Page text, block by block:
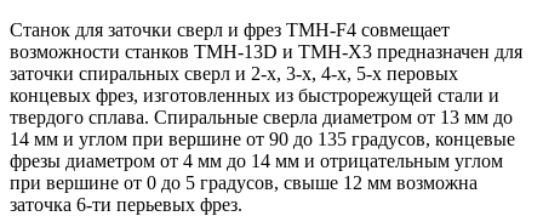
Станок для заточки сверл и фрез TMH-F4 совмещает
возможности станков TMH-13D и TMH-X3 предназначен для
заточки спиральных сверл и 2-х, 3-х, 4-х, 5-х перовых
концевых фрез, изготовленных из быстрорежущей стали и
твердого сплава. Спиральные сверла диаметром от 13 мм до
14 мм и углом при вершине от 90 до 135 градусов, концевые
фрезы диаметром от 4 мм до 14 мм и отрицательным углом
при вершине от 0 до 5 градусов, свыше 12 мм возможна
заточка 6-ти перьевых фрез.